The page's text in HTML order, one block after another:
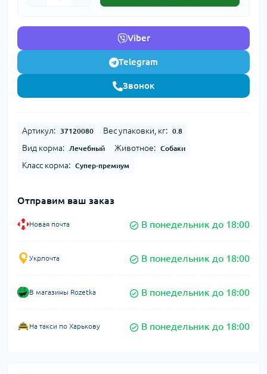
Viber
Telegram
Звонок
Артикул: 37120080 Вес упаковки, кг: 0.8
Вид корма: Лечебный Животное: Собаки
Класс корма: Супер-премиум
Отправим ваш заказ
Новая почта В понедельник до 18:00
Укрпочта В понедельник до 18:00
В магазины Rozetka В понедельник до 18:00
На такси по Харькову В понедельник до 18:00